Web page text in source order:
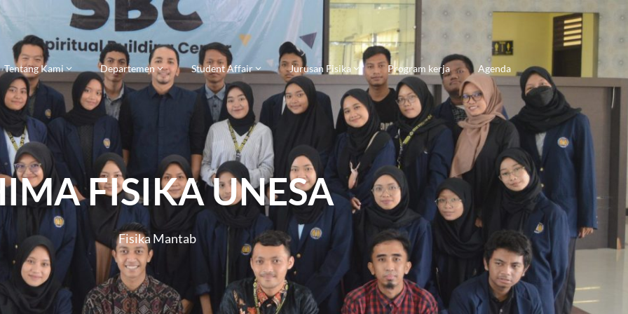
Tentang Kami Departemen Student Affair Jurusan Fisika Program kerja Agenda
FISIKA UNESA
Fisika Mantab